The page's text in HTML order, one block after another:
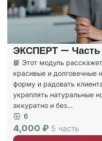
ЭКСПЕРТ — Часть
📘 Этот модуль
красивые и долговечные
форму и радовать
укреплять натуральные
аккуратно и без...
6
4,000 ₽ 5 часть